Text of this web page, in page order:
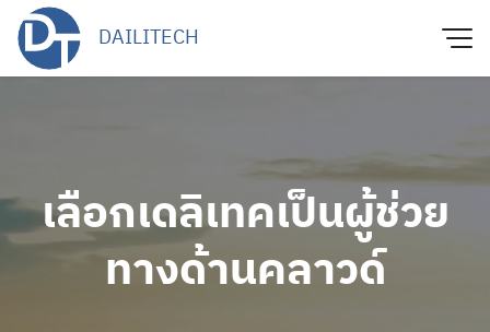
Skip
content
DAILITECH
เลือกเดลิเทคเป็นผู้ช่วย
ทางด้านคลาวด์